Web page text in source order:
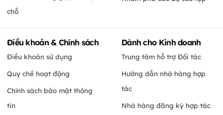
chỗ
Điều khoản & Chính sách
Điều khoản sử dụng
Quy chế hoạt động
Chính sách bảo mật thông
tin
Dành cho Kinh doanh
Trung tâm hỗ trợ Đối tác
Hướng dẫn nhà hàng hợp
tác
Nhà hàng đăng ký hợp tác